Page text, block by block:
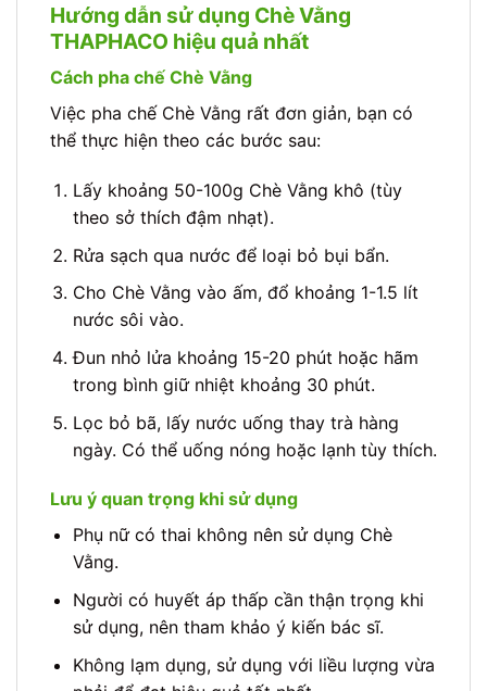
Hướng dẫn sử dụng Chè Vằng
THAPHACO hiệu quả nhất
Cách pha chế Chè Vằng
Việc pha chế Chè Vằng rất đơn giản, bạn có
thể thực hiện theo các bước sau:
Lấy khoảng 50-100g Chè Vằng khô (tùy
theo sở thích đậm nhạt).
Rửa sạch qua nước để loại bỏ bụi bẩn.
Cho Chè Vằng vào ấm, đổ khoảng 1-1.5 lít
nước sôi vào.
Đun nhỏ lửa khoảng 15-20 phút hoặc hãm
trong bình giữ nhiệt khoảng 30 phút.
Lọc bỏ bã, lấy nước uống thay trà hàng
ngày. Có thể uống nóng hoặc lạnh tùy thích.
Lưu ý quan trọng khi sử dụng
Phụ nữ có thai không nên sử dụng Chè
Vằng.
Người có huyết áp thấp cần thận trọng khi
sử dụng, nên tham khảo ý kiến bác sĩ.
Không lạm dụng, sử dụng với liều lượng vừa